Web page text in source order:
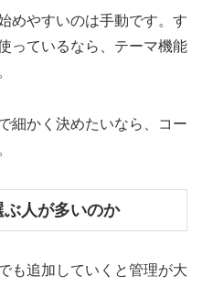
めやすいのは手動です。す
っているなら、テーマ機能
細かく決めたいなら、コー
人が多いのか
も追加していくと管理が大